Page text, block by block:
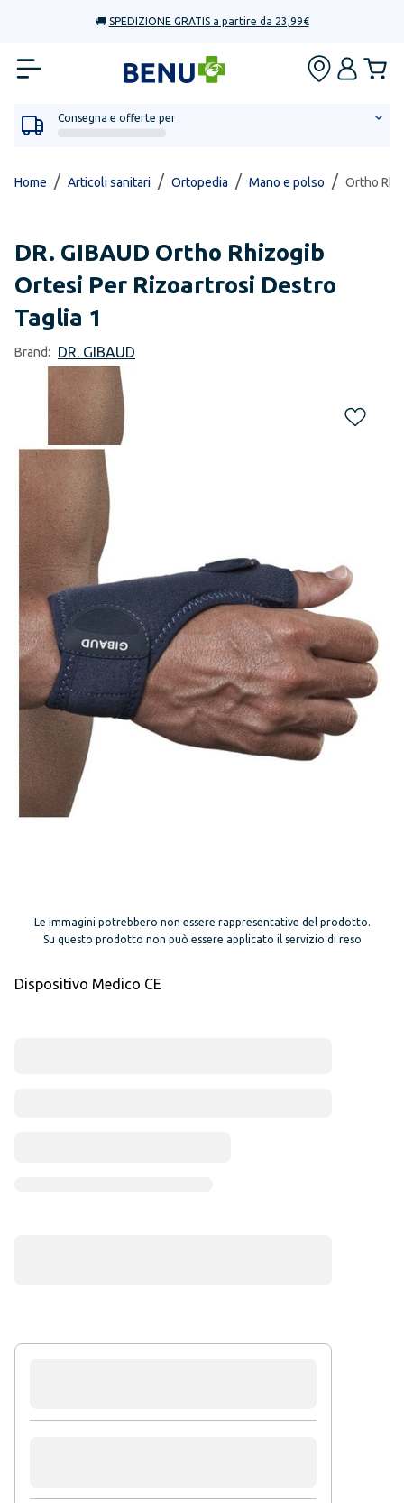
🚚 SPEDIZIONE GRATIS a partire da 23,99€
Consegna e offerte per
Home / Articoli sanitari / Ortopedia / Mano e polso / Ortho
DR. GIBAUD Ortho Rhizogib
Ortesi Per Rizoartrosi Destro
Taglia 1
Brand: DR. GIBAUD
Le immagini potrebbero non essere rappresentative del prodotto.
Su questo prodotto non può essere applicato il servizio di reso
Dispositivo Medico CE